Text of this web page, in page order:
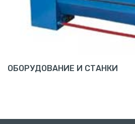
ОБОРУДОВАНИЕ И СТАНКИ